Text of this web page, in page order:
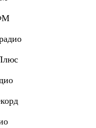
Магомедов - Две звезды
Гелдаев - Track 2